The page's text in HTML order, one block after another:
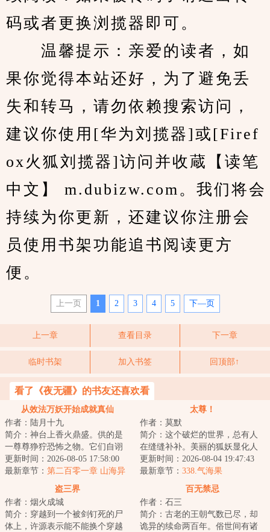
码或者更换浏揽器即可。
温馨提示：亲爱的读者，如
果你觉得本站还好，为了避免丢
失和转马，请勿依赖搜索访问，
建议你使用[华为刘揽器]或[Firef
ox火狐刘揽器]访问并收蔵【读笔
中文】 m.dubizw.com。我们将会
持续为你更新，还建议你注册会
员使用书架功能追书阅读更方
便。
上一页 1 2 3 4 5 下—页
上一章 查看目录 下一章
临时书架 加入书签 回顶部↑
看了《夜无疆》的书友还喜欢看
从效法万妖开始成就真仙
作者：陆月十九
简介：神台上香火鼎盛。供的是
一尊尊狰狞恐怖之物。它们自诩
为仙，不死不灭。林舒认真翻阅
着仙法。他没有...
更新时间：2026-08-05 17:58:00
最新章节： 第二百零一章 山海异
宝，神秘助力
太尊！
作者：莫默
简介：这个破烂的世界，总有人
在缝缝补补。美丽的狐妖显化人
身，毛茸茸的尾巴在身后摇曳生
姿，望着少年：...
更新时间：2026-08-04 19:47:43
最新章节： 338.气海果
盗三界
作者：烟火成城
简介：穿越到一个被剑钉死的尸
体上，许源表示能不能换个穿越
百无禁忌
作者：石三
简介：古老的王朝气数已尽，却
诡异的续命两百年。俗世间有诸